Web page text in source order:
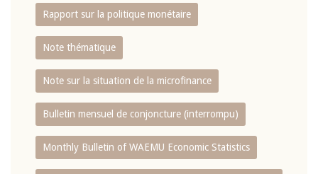
Rapport sur la politique monétaire
Note thématique
Note sur la situation de la microfinance
Bulletin mensuel de conjoncture (interrompu)
Monthly Bulletin of WAEMU Economic Statistics